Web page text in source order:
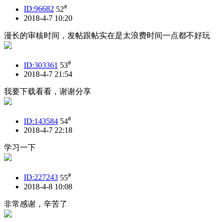
ID:96682 52#
2018-4-7 10:20
漫长的审核时间，发帖跟帖实在是太浪费时间一点都不好玩
ID:303361 53#
2018-4-7 21:54
我要下载看看，谢谢分享
ID:143584 54#
2018-4-7 22:18
学习一下
ID:227243 55#
2018-4-8 10:08
非常感谢，辛苦了